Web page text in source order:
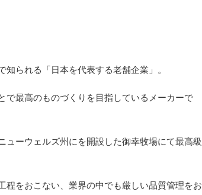
られる「日本を代表する老舗企業」。
で最高のものづくりを目指しているメーカーで
ーウェルズ州にを開設した御幸牧場にて最高級
程をおこない、業界の中でも厳しい品質管理をお